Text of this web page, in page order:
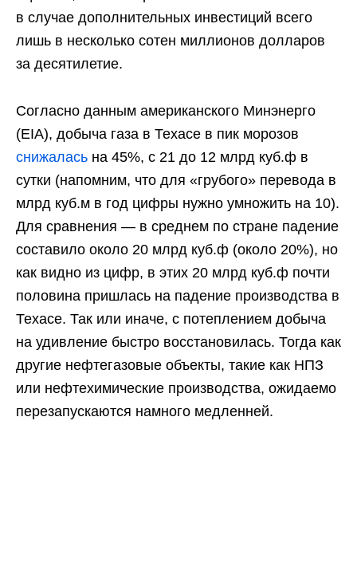
в случае дополнительных инвестиций всего
лишь в несколько сотен миллионов долларов
за десятилетие.
Согласно данным американского Минэнерго
(EIA), добыча газа в Техасе в пик морозов
снижалась на 45%, с 21 до 12 млрд куб.ф в
сутки (напомним, что для «грубого» перевода в
млрд куб.м в год цифры нужно умножить на 10).
Для сравнения — в среднем по стране падение
составило около 20 млрд куб.ф (около 20%), но
как видно из цифр, в этих 20 млрд куб.ф почти
половина пришлась на падение производства в
Техасе. Так или иначе, с потеплением добыча
на удивление быстро восстановилась. Тогда как
другие нефтегазовые объекты, такие как НПЗ
или нефтехимические производства, ожидаемо
перезапускаются намного медленней.